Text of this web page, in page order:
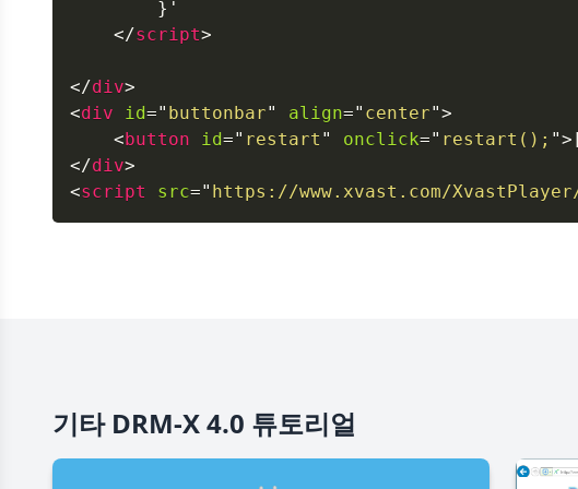
}
</script>
</div>
<div id=" buttonbar" align=" center">
<button id=" restart " onclick=" restart ( ) ; ">
</div>
<script src=" https://www.xvast.com/
기타 DRM-X 4.0 튜토리얼